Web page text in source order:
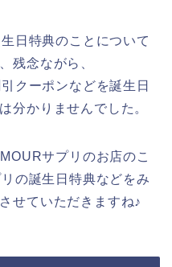
日特典のことについて
残念ながら、
クーポンなどを誕生日
分かりませんでした。
サプリのお店のこ
の誕生日特典などをみ
せていただきますね♪